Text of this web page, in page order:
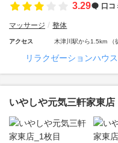
3.29 口コ
マッサージ 整体
アクセス 木津川駅から1.5km （
リラクゼーションハウ
いやしや元気三軒家東店